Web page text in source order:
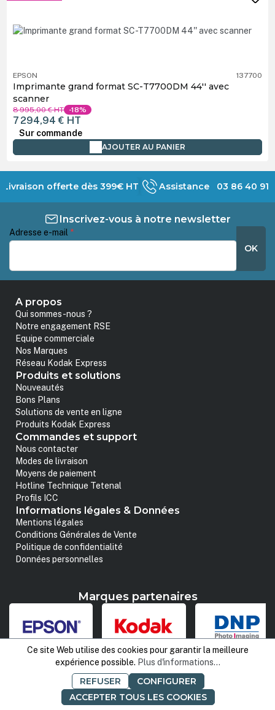
EPSON 137700
Imprimante grand format SC-T7700DM 44'' avec
scanner
8 995,00 €HT -18%
7 294,94 € HT
Sur commande
AJOUTER AU PANIER
Livraison offerte dès 399€ HT Assistance 03 86 40 91
Inscrivez-vous à notre newsletter
Adresse e-mail *
OK
A propos
Qui sommes-nous ?
Notre engagement RSE
Equipe commerciale
Nos Marques
Réseau Kodak Express
Produits et solutions
Nouveautés
Bons Plans
Solutions de vente en ligne
Produits Kodak Express
Commandes et support
Nous contacter
Modes de livraison
Moyens de paiement
Hotline Technique Tetenal
Profils ICC
Informations légales & Données
Mentions légales
Conditions Générales de Vente
Politique de confidentialité
Données personnelles
Marques partenaires
Suivez-nous
Ce site Web utilise des cookies pour garantir la meilleure
expérience possible. Plus d'informations...
REFUSER
CONFIGURER
ACCEPTER TOUS LES COOKIES